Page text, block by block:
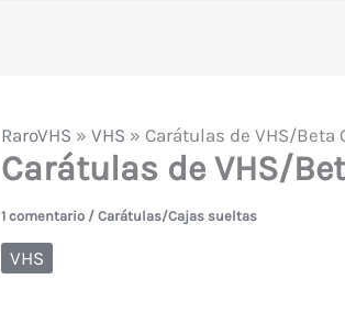
RaroVHS » VHS » Carátulas de VHS/Beta
Carátulas de VHS/
1 comentario / Carátulas/Cajas sueltas
VHS